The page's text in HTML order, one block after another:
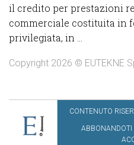
il credito per prestazioni
commerciale costituita in
privilegiata, in ...
Copyright 2026 © EUTEKNE
CONTENUTO
ABBONANDOTI